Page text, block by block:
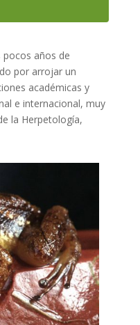
pocos años de
por arrojar un
académicas y
e internacional, muy
la Herpetología,